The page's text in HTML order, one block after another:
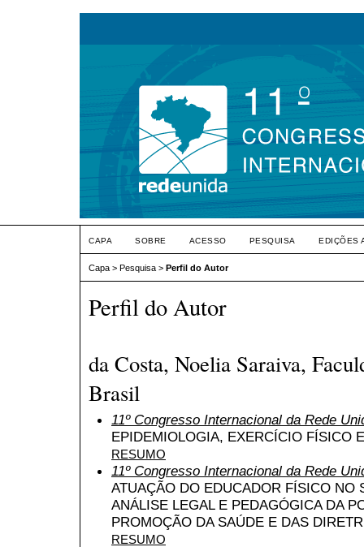
CAPA SOBRE ACESSO PESQUISA EDIÇÕES
Capa > Pesquisa > Perfil do Autor
Perfil do Autor
da Costa, Noelia Saraiva,
Brasil
11º Congresso Internacional da Rede
EPIDEMIOLOGIA, EXERCÍCIO FÍSICO
RESUMO
11º Congresso Internacional da Rede
ATUAÇÃO DO EDUCADOR FÍSICO NO
ANÁLISE LEGAL E PEDAGÓGICA DA
PROMOÇÃO DA SAÚDE E DAS
RESUMO